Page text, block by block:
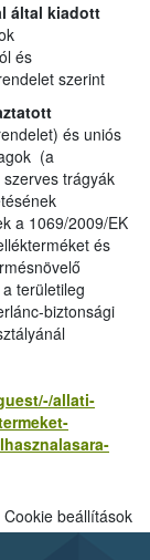
által kiadott
és
szerint
és uniós
(a
trágyák
a 1069/2009/EK
és
területileg
biztonsági
allati-
Cookie beállítások